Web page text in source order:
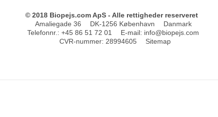
© 2018 Biopejs.com ApS - Alle rettigheder reserveret
Amaliegade 36
DK-1256 København
Danmark
Telefonnr. : +45 86 51 72 01 E-mail: info@biopejs.com
CVR-nummer: 28994605 Sitemap